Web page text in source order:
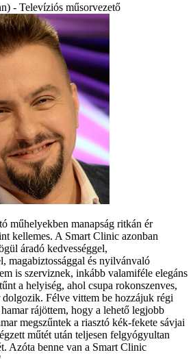
- Televíziós műsorvezető
műhelyekben manapság ritkán ér
kellemes. A Smart Clinic azonban
áradó kedvességgel,
magabiztossággal és nyilvánvaló
is szerviznek, inkább valamiféle elegáns
a helyiség, ahol csupa rokonszenves,
Félve vittem be hozzájuk régi
rájöttem, hogy a lehető legjobb
megszűntek a riasztó kék-fekete sávjai
műtét után teljesen felgyógyultan
Azóta benne van a Smart Clinic